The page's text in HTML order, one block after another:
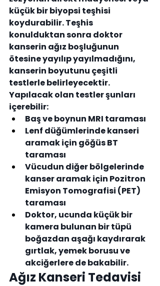
küçük bir biyopsi teşhisi
koydurabilir. Teşhis
konulduktan sonra doktor
kanserin ağız boşluğunun
ötesine yayılıp yayılmadığını,
kanserin boyutunu çeşitli
testlerle belirleyecektir.
Yapılacak olan testler şunları
içerebilir:
Baş ve boynun MRI taraması
Lenf düğümlerinde kanseri
aramak için göğüs BT
taraması
Vücudun diğer bölgelerinde
kanser aramak için Pozitron
Emisyon Tomografisi (PET)
taraması
Doktor, ucunda küçük bir
kamera bulunan bir tüpü
boğazdan aşağı kaydırarak
gırtlak, yemek borusu ve
akciğerlere de bakabilir.
Ağız Kanseri Tedavisi